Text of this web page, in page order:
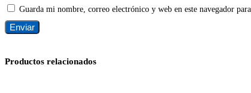
Guarda mi nombre, correo electrónico y web en este navegador
Productos relacionados